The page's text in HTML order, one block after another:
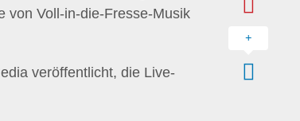
von Voll-in-die-Fresse-Musik
veröffentlicht, die Live-